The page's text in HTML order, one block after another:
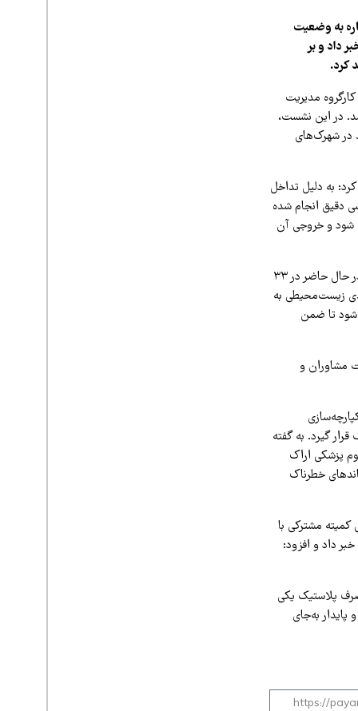
به وضعیت
شهرک صنعتی فعال خبر داد و بر
کرد.
مدیریت
در این نشست،
در شهرک‌های
به دلیل تداخل
دقیق انجام شده
شود و خروجی آن
انصاری وضعیت مدیریت پسماند در برخی شهرک‌های صنعتی را «غیرقابل قبول» توصیف کرد و افزود: در حال حاضر در ۳۳
زیست‌محیطی به
شود تا ضمن
مشاوران و
گیرد. به گفته
پزشکی اراک
خطرناک
مشترکی با
داد و افزود:
پلاستیک یکی
به‌جای